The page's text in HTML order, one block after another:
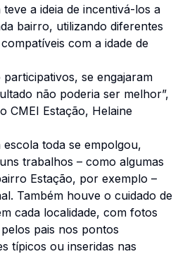
teve a ideia de incentivá-los a
bairro, utilizando diferentes
com a idade de
se engajaram
não poderia ser melhor”,
CMEI Estação, Helaine
escola toda se empolgou,
trabalhos – como algumas
Estação, por exemplo –
Também houve o cuidado de
cada localidade, com fotos
pais nos pontos
típicos ou inseridas nas